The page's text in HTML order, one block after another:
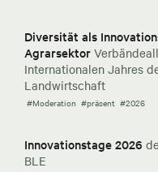
Diversität als
Agrarsektor
Internationalen Jahres
Landwirtschaft
#Moderation #präsent #2026
Innovationstage 2026
BLE